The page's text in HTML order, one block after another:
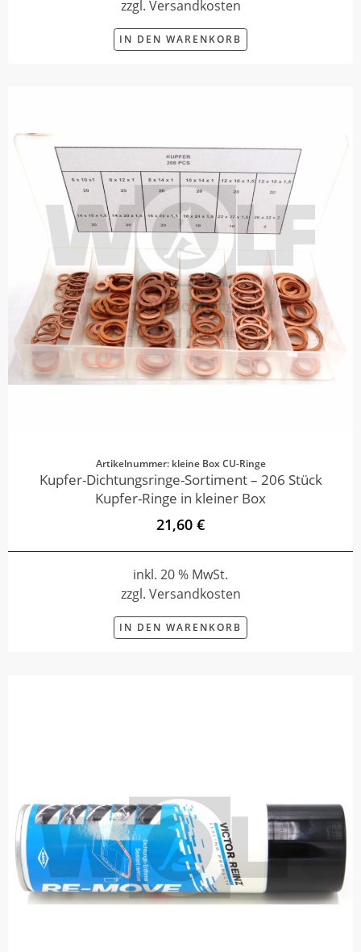
zzgl. Versandkosten
IN DEN WARENKORB
Artikelnummer: kleine Box CU-Ringe
Kupfer-Dichtungsringe-Sortiment – 206 Stück
Kupfer-Ringe in kleiner Box
21,60 €
inkl. 20 % MwSt.
zzgl. Versandkosten
IN DEN WARENKORB